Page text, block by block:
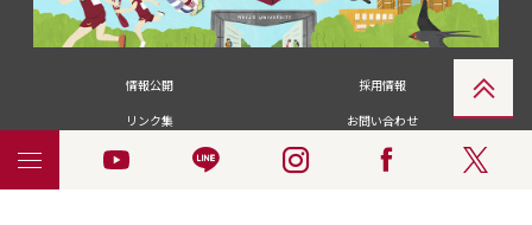
情報公開
採用情報
リンク集
お問い合わせ
メディアの皆さま
卒業生の皆さま